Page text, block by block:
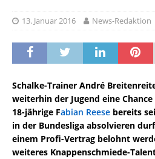
13. Januar 2016 News-Redaktion
Schalke-Trainer André
weiterhin der Jugend eine
18-jährige Fabian Reese bereits
in der Bundesliga absolvieren
einem Profi-Vertrag belohnt
weiteres Knappenschmiede-